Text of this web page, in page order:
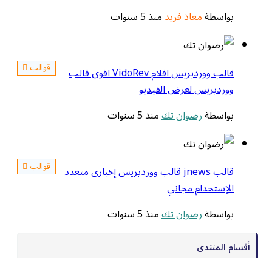
بواسطةمعاذ فريدمنذ 5 سنوات
قوالب قالب ووردبريس افلام VidoRev اقوى قالب
ووردبريس لعرض الفيديو
بواسطةرضوان تكمنذ 5 سنوات
قوالب قالب jnews قالب ووردبريس إخباري متعدد
الإستخدام مجاني
بواسطةرضوان تكمنذ 5 سنوات
أقسام المنتدى